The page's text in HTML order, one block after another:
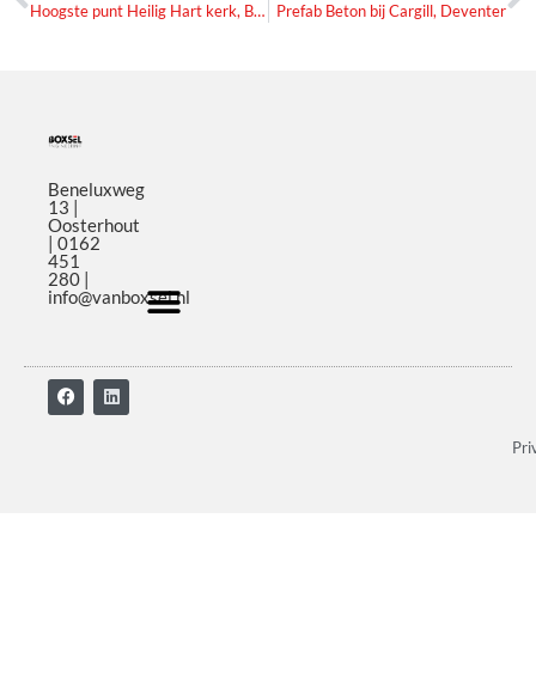
Hoogste punt Heilig Hart kerk, Breda Prefab Beton bij Cargill, Deventer
Beneluxweg
13 |
Oosterhout
| 0162
451
280 |
info@vanboxsel.nl